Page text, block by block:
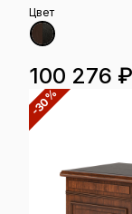
Цвет
100 276 ₽
-30%